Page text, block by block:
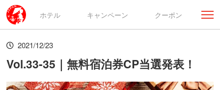
ホテル キャンペーン クーポン
2021/12/23
Vol.33-35｜無料宿泊券CP当選発表！